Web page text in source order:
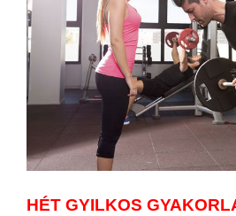
HÉT GYILKOS